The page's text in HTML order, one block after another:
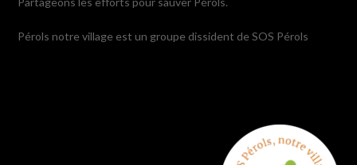
Pérols notre village est un groupe dissident de SOS Pérols